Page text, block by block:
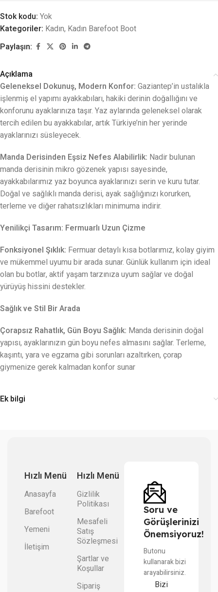
Stok kodu: Yok
Kategoriler: Kadın, Kadın Barefoot Boot
Paylaşın:
Açıklama
Geleneksel Dokunuş, Modern Konfor: Gaziantep’in ustalıkla
işlenmiş el yapımı ayakkabıları, hakiki derinin doğallığını ve
konforunu ayaklarınıza taşır. Yaz aylarında geleneksel olarak
tercih edilen bu ayakkabılar, artık Türkiye’nin her yerinde
ayaklarınızı süsleyecek.
Manda Derisinden Eşsiz Nefes Alabilirlik: Nadir bulunan
manda derisinin mikro gözenek yapısı sayesinde,
ayakkabılarımız yaz boyunca ayaklarınızı serin ve kuru tutar.
Doğal ve sağlıklı manda derisi, ayak sağlığınızı korurken,
terleme ve diğer rahatsızlıkları minimuma indirir.
Yenilikçi Tasarım: Fermuarlı Uzun Çizme
Fonksiyonel Şıklık: Fermuar detaylı kısa botlarımız, kolay giyim
ve mükemmel uyumu bir arada sunar. Günlük kullanım için ideal
olan bu botlar, aktif yaşam tarzınıza uyum sağlar ve doğal
yürüyüş hissini destekler.
Sağlık ve Stil Bir Arada
Çorapsız Rahatlık, Gün Boyu Sağlık: Manda derisinin doğal
yapısı, ayaklarınızın gün boyu nefes almasını sağlar. Terleme,
kaşıntı, yara ve egzama gibi sorunları azaltırken, çorap
giymenize gerek kalmadan konfor sunar
Ek bilgi
Hızlı Menü
Anasayfa
Barefoot
Yemeni
İletişim
Hızlı Menü
Gizlilik
Politikası
Mesafeli
Satış
Sözleşmesi
Şartlar ve
Koşullar
Sipariş
Soru ve
Görüşlerinizi
Önemsiyoruz!
Butonu
kullanarak bizi
arayabilirsiniz.
Bizi